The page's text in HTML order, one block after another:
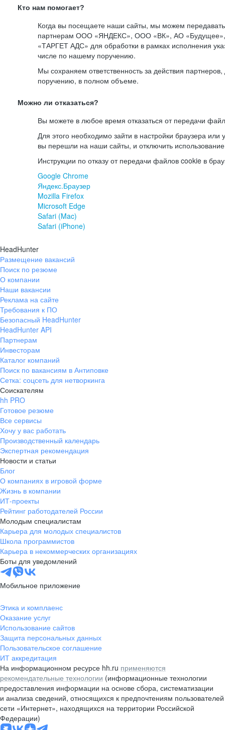
Кто нам помогает?
Когда вы посещаете наши сайты, мы можем
партнерам ООО «ЯНДЕКС», ООО «ВК», АО
«ТАРГЕТ АДС» для обработки в рамках исполнения
числе по нашему поручению.
Мы сохраняем ответственность за действия
поручению, в полном объеме.
Можно ли отказаться?
Вы можете в любое время отказаться от передачи
Для этого необходимо зайти в настройки браузера или
вы перешли на наши сайты, и отключить
Инструкции по отказу от передачи файлов cookie в
Google Chrome
Яндекс.Браузер
Mozilla Firefox
Microsoft Edge
Safari (Mac)
Safari (iPhone)
HeadHunter
Размещение вакансий
Поиск по резюме
О компании
Наши вакансии
Реклама на сайте
Требования к ПО
Безопасный HeadHunter
HeadHunter API
Партнерам
Инвесторам
Каталог компаний
Поиск по вакансиям в Антиповке
Сетка: соцсеть для нетворкинга
Соискателям
hh PRO
Готовое резюме
Все сервисы
Хочу у вас работать
Производственный календарь
Экспертная рекомендация
Новости и статьи
Блог
О компаниях в игровой форме
Жизнь в компании
ИТ-проекты
Рейтинг работодателей России
Молодым специалистам
Карьера для молодых специалистов
Школа программистов
Карьера в некоммерческих организациях
Боты для уведомлений
Мобильное приложение
Этика и комплаенс
Оказание услуг
Использование сайтов
Защита персональных данных
Пользовательское соглашение
ИТ аккредитация
На информационном ресурсе hh.ru применяются
рекомендательные технологии (информационные технологии
предоставления информации на основе сбора, систематизации
и анализа сведений, относящихся к предпочтениям пользователей
сети «Интернет», находящихся на территории Российской
Федерации)